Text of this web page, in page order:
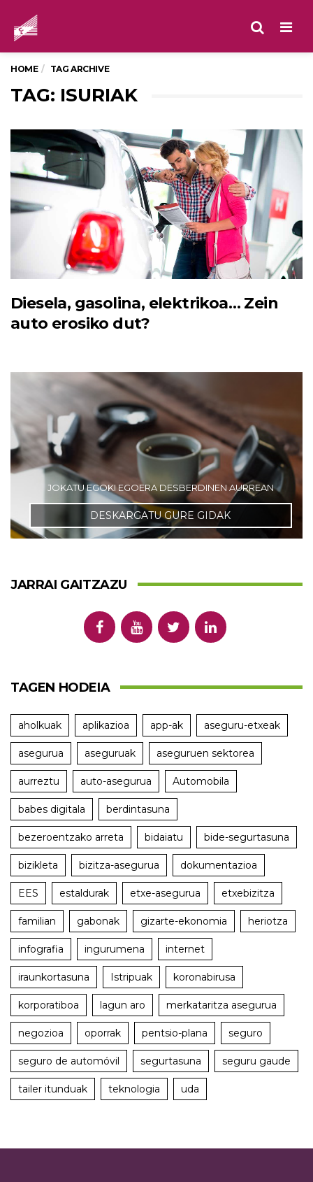
HOME TAG ARCHIVE
TAG: ISURIAK
Diesela, gasolina, elektrikoa… Zein
auto erosiko dut?
JOKATU EGOKI EGOERA DESBERDINEN AURREAN
DESKARGATU GURE GIDAK
JARRAI GAITZAZU
TAGEN HODEIA
aholkuak aplikazioa app-ak aseguru-etxeak
asegurua aseguruak aseguruen sektorea
aurreztu auto-asegurua Automobila
babes digitala berdintasuna
bezeroentzako arreta bidaiatu bide-segurtasuna
bizikleta bizitza-asegurua dokumentazioa
EES estaldurak etxe-asegurua etxebizitza
familian gabonak gizarte-ekonomia heriotza
infografia ingurumena internet
iraunkortasuna Istripuak koronabirusa
korporatiboa lagun aro merkataritza asegurua
negozioa oporrak pentsio-plana seguro
seguro de automóvil segurtasuna seguru gaude
tailer itunduak teknologia uda